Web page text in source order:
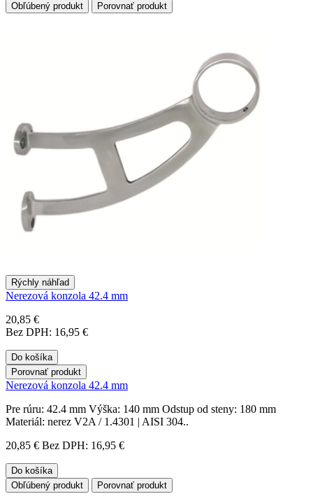
Obľúbený produkt Porovnať produkt
Rýchly náhľad
Nerezová konzola 42.4 mm
20,85 €
Bez DPH: 16,95 €
Do košíka
Porovnať produkt
Nerezová konzola 42.4 mm
Pre rúru: 42.4 mm Výška: 140 mm Odstup od steny: 180 mm
Materiál: nerez V2A / 1.4301 | AISI 304..
20,85 € Bez DPH: 16,95 €
Do košíka
Obľúbený produkt
Porovnať produkt